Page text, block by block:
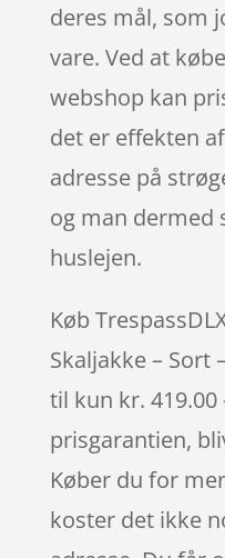
deres mål, som
vare. Ved at
webshop kan
det er effekten
adresse på
og man dermed
huslejen.
Køb
Skaljakke – Sort
til kun kr. 419.00
prisgarantien,
Køber du for
koster det ikke